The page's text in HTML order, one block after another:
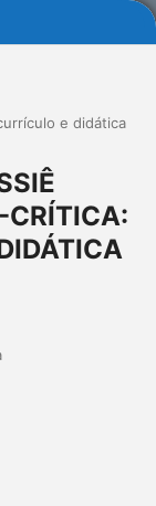
e didática
CRÍTICA: